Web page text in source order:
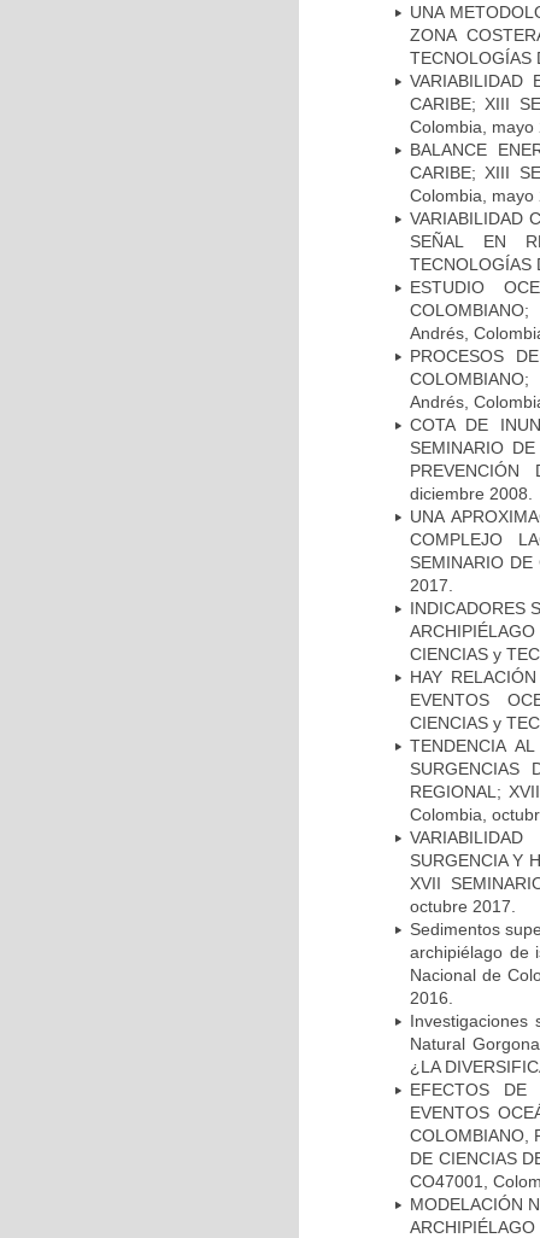
UNA
ZONA
TECNOLOGÍAS
VARIABILIDAD
CARIBE; XIII
Colombia, mayo
BALANCE
CARIBE; XIII
Colombia, mayo
VARIABILIDAD
SEÑAL EN
TECNOLOGÍAS
ESTUDIO
Andrés,
PROCESOS
Andrés,
COTA DE
SEMINARIO
PREVENCIÓN
diciembre 2008.
UNA
COMPLEJO
SEMINARIO
2017.
INDICADORES
CIENCIAS y
HAY
EVENTOS
CIENCIAS y
TENDENCIA
SURGENCIAS
REGIONAL;
Colombia,
SURGENCIA Y
XVII
octubre 2017.
Sedimentos
archipiélago de
Nacional de
2016.
Investigaciones
Natural
¿LA
EFECTOS DE
EVENTOS
COLOMBIANO,
DE CIENCIAS
CO47001,
MODELACIÓN